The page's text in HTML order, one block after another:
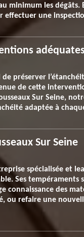
minimum les
effectuer une
préserver
de cette
Sur Seine,
adaptée à
Sur Seine
spécialisée et
Ses
des
ou refaire une